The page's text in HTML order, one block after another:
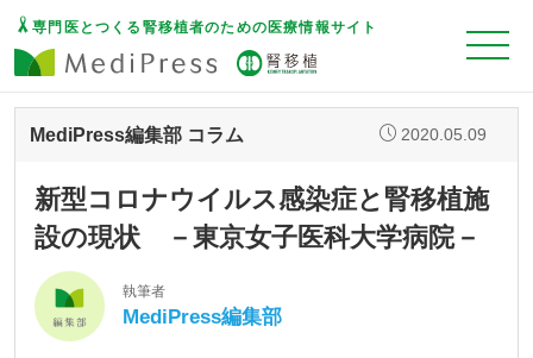
専門医とつくる腎移植者のための医療情報サイト
MediPress編集部 コラム 2020.05.09
新型コロナウイルス感染症と腎移植施
設の現状 －東京女子医科大学病院－
執筆者
MediPress編集部